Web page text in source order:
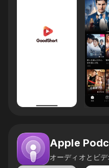
Apple
オーディオとビ